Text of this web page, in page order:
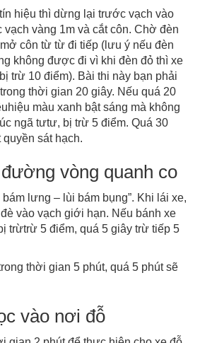
hiệu thì dừng lại trước vạch vào
vàng 1m và cắt côn. Chờ đèn
côn từ từ đi tiếp (lưu ý nếu đèn
không được đi vì khi đèn đỏ thì xe
trừ 10 điểm). Bài thi này bạn phải
thời gian 20 giây. Nếu quá 20
màu xanh bật sáng mà không
ngã tưtư, bị trừ 5 điểm. Quá 30
sát hạch.
vòng quanh co
lưng – lùi bám bụng”. Khi lái xe,
vào vạch giới hạn. Nếu bánh xe
trừtrừ 5 điểm, quá 5 giây trừ tiếp 5
thời gian 5 phút, quá 5 phút sẽ
vào nơi đỗ